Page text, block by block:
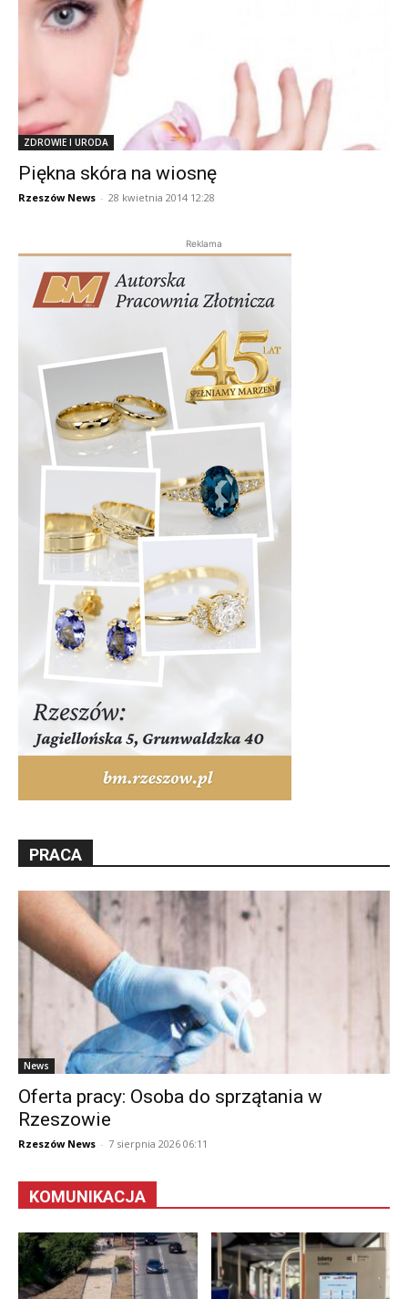
ZDROWIE I URODA
Piękna skóra na wiosnę
Rzeszów News - 28 kwietnia 2014 12:28
Reklama
PRACA
News
Oferta pracy: Osoba do sprzątania w
Rzeszowie
Rzeszów News - 7 sierpnia 2026 06:11
KOMUNIKACJA